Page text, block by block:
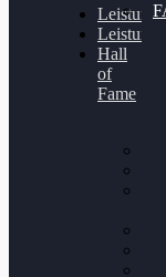
Hall
of
Fame